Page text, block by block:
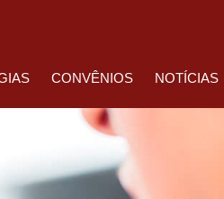
CONVÊNIOS NOTÍCIAS